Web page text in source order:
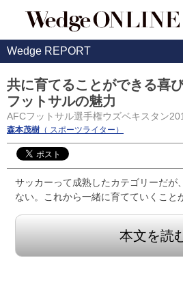
Wedge REPORT
共に育てることができる喜
フットサルの魅力
AFCフットサル選手権ウズベキスタン
森本茂樹 （ スポーツライター）
サッカーって成熟したカテゴリーだが
ない。これから一緒に育てていくこと
本文を読